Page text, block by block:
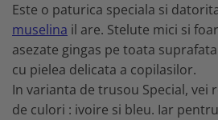
Este o paturica speciala si
muselina il are. Stelute mici si
asezate gingas pe toata
cu pielea delicata a copilasilor.
In varianta de trusou Special, vei
de culori : ivoire si bleu. Iar